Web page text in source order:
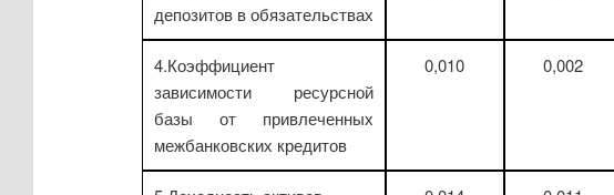
депозитов в обязательствах
4.Коэффициент
зависимости ресурсной
базы от привлеченных
межбанковских кредитов
0,010 0,002